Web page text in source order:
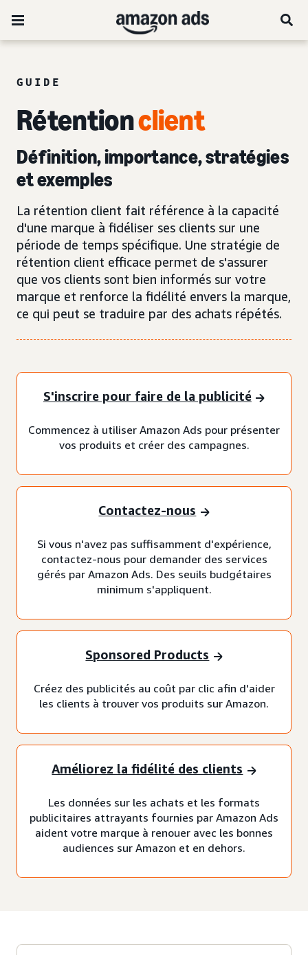
GUIDE
Rétentionclient
Définition, importance, stratégies
et exemples
La rétention client fait référence à la capacité
d'une marque à fidéliser ses clients sur une
période de temps spécifique. Une stratégie de
rétention client efficace permet de s'assurer
que vos clients sont bien informés sur votre
marque et renforce la fidélité envers la marque,
ce qui peut se traduire par des achats répétés.
S'inscrire pour faire de la publicité
Commencez à utiliser Amazon Ads pour présenter
vos produits et créer des campagnes.
Contactez-nous
Si vous n'avez pas suffisamment d'expérience,
contactez-nous pour demander des services
gérés par Amazon Ads. Des seuils budgétaires
minimum s'appliquent.
Sponsored Products
Créez des publicités au coût par clic afin d'aider
les clients à trouver vos produits sur Amazon.
Améliorez la fidélité des clients
Les données sur les achats et les formats
publicitaires attrayants fournies par Amazon Ads
aident votre marque à renouer avec les bonnes
audiences sur Amazon et en dehors.